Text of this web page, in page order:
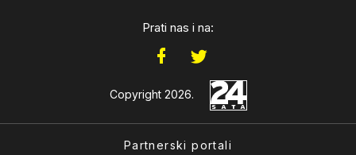
Prati nas i na:
Copyright 2026.
Partnerski portali